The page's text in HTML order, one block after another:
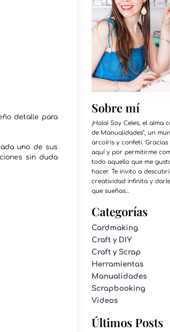
detalle para
uno de sus
sin duda
Sobre mí
¡Hola! Soy Celes, el alma
de Manualidades”, un
arcoíris y confeti.
aquí y por permitirme
todo aquello que me
hacer. Te invito a
creatividad infinita y
que sueñas…
Categorías
Cardmaking
Craft y DIY
Craft y Scrap
Herramientas
Manualidades
Scrapbooking
Videos
Últimos Posts